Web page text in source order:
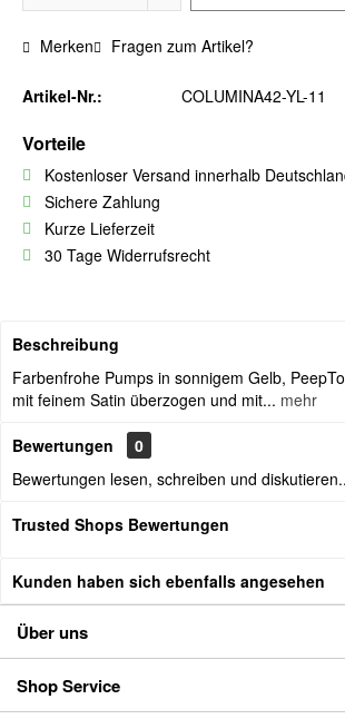
Merken Fragen zum Artikel?
Artikel-Nr.: COLUMINA42-YL-11
Vorteile
Kostenloser Versand innerhalb
Sichere Zahlung
Kurze Lieferzeit
30 Tage Widerrufsrecht
Beschreibung
Farbenfrohe Pumps in sonnigem Gelb,
mit feinem Satin überzogen und mit... mehr
Bewertungen
0
Bewertungen lesen, schreiben und
Trusted Shops Bewertungen
Kunden haben sich ebenfalls angesehen
Über uns
Shop Service